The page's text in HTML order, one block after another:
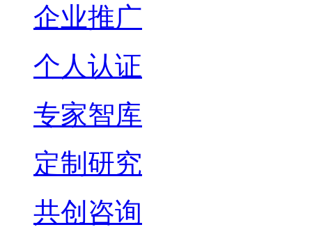
企业推广
个人认证
专家智库
定制研究
共创咨询